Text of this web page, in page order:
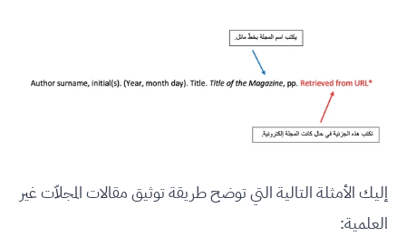
إليك الأمثلة التالية التي توضح طريقة توثيق مقالات المجلاّت غير
العلمية: